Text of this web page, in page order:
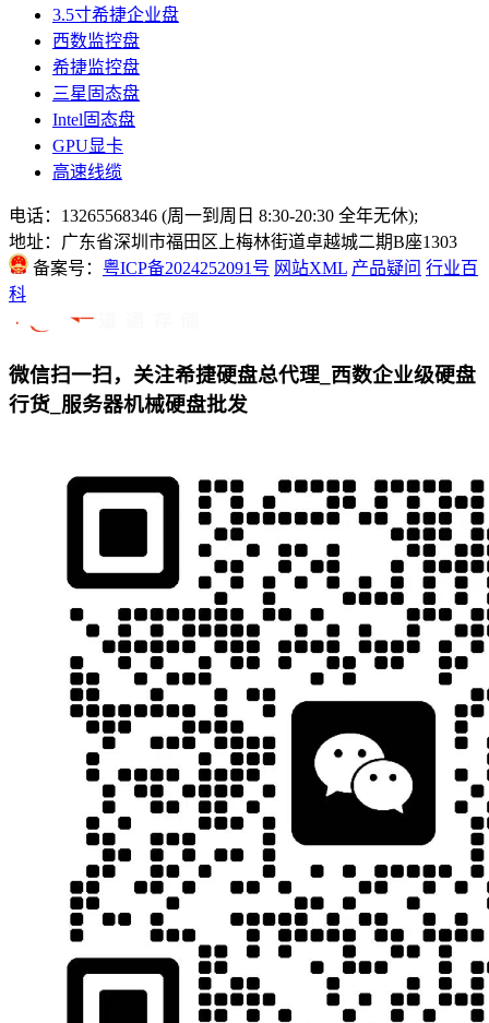
3.5寸希捷企业盘
西数监控盘
希捷监控盘
三星固态盘
Intel固态盘
GPU显卡
高速线缆
电话：13265568346 (周一到周日 8:30-20:30 全年无休);
地址：广东省深圳市福田区上梅林街道卓越城二期B座1303
备案号： 粤ICP备2024252091号 网站XML 产品疑问 行业百
科
微信扫一扫，关注希捷硬盘总代理_西数企业级硬盘
行货_服务器机械硬盘批发